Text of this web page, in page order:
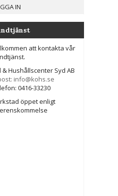
IN
att kontakta vår
& Hushållscenter Syd AB
info@kohs.se
0416-33230
öppet enligt